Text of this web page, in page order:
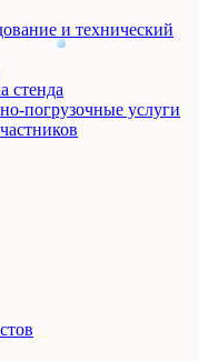
и технический
стенда
погрузочные услуги